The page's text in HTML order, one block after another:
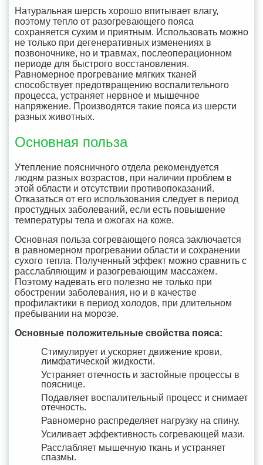
Натуральная шерсть хорошо впитывает влагу,
поэтому тепло от разогревающего пояса
сохраняется сухим и приятным. Использовать можно
не только при дегенеративных изменениях в
позвоночнике, но и травмах, послеоперационном
периоде для быстрого восстановления.
Равномерное прогревание мягких тканей
способствует предотвращению воспалительного
процесса, устраняет нервное и мышечное
напряжение. Производятся такие пояса из шерсти
разных животных.
Основная польза
Утепление поясничного отдела рекомендуется
людям разных возрастов, при наличии проблем в
этой области и отсутствии противопоказаний.
Отказаться от его использования следует в период
простудных заболеваний, если есть повышение
температуры тела и ожогах на коже.
Основная польза согревающего пояса заключается
в равномерном прогревании области и сохранении
сухого тепла. Полученный эффект можно сравнить с
расслабляющим и разогревающим массажем.
Поэтому надевать его полезно не только при
обострении заболевания, но и в качестве
профилактики в период холодов, при длительном
пребывании на морозе.
Основные положительные свойства пояса:
Стимулирует и ускоряет движение крови,
лимфатической жидкости.
Устраняет отечность и застойные процессы в
пояснице.
Подавляет воспалительный процесс и снимает
отечность.
Равномерно распределяет нагрузку на спину.
Усиливает эффективность согревающей мази.
Расслабляет мышечную ткань и устраняет
спазмы.